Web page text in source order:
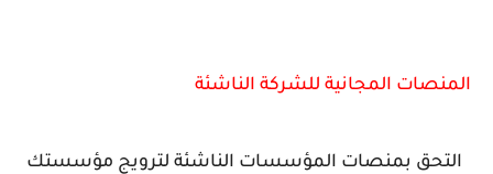
المنصات المجانية للشركة الناشئة
التحق بمنصات المؤسسات الناشئة لترويج مؤسستك